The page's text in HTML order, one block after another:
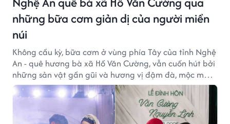
những bữa cơm giản dị của người miền
núi
Không cầu kỳ, bữa cơm ở vùng phía Tây của tỉnh Nghệ
An - quê hương bà xã Hồ Văn Cường, vẫn cuốn hút bởi
những sản vật gần gũi và hương vị đậm đà, mộc mạc
của núi rừng.